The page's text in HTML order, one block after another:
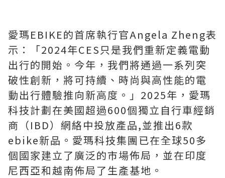
愛瑪EBIKE的首席執行官Angela Zheng表
示：「2024年CES只是我們重新定義電動
出行的開始。今年，我們將通過一系列突
破性創新，將可持續、時尚與高性能的電
動出行體驗推向新高度。」2025年，愛瑪
科技計劃在美國超過600個獨立自行車經銷
商（IBD）網絡中投放產品,並推出6款
ebike新品。愛瑪科技集團已在全球50多
個國家建立了廣泛的市場佈局，並在印度
尼西亞和越南佈局了生產基地。